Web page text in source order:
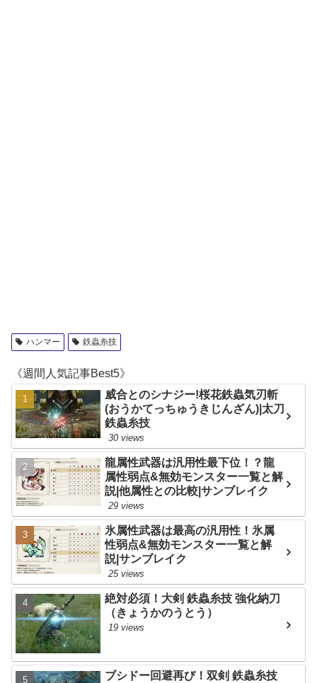
ハンマー 鉄蟲糸技
《週間人気記事Best5》
威合とのシナジー!桜花鉄蟲気刃斬
(おうかてっちゅうきじんざん)|太刀
鉄蟲糸技
30 views
龍属性武器は汎用性最下位！？龍
属性弱点&無効モンスター一覧と解
説|他属性との比較|サンブレイク
29 views
氷属性武器は最高の汎用性！氷属
性弱点&無効モンスター一覧と解
説|サンブレイク
25 views
絶対必須！大剣 鉄蟲糸技 強化納刀
（きょうかのうとう）
19 views
ブシドー回避再び！双剣 鉄蟲糸技